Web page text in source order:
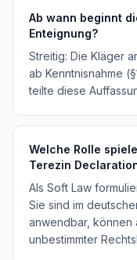
Ab wann beginnt
Enteignung?
Streitig: Die Kläger
ab Kenntnisnahme
teilte diese
Welche Rolle
Terezin
Als Soft Law
Sie sind im
anwendbar, können
unbestimmter